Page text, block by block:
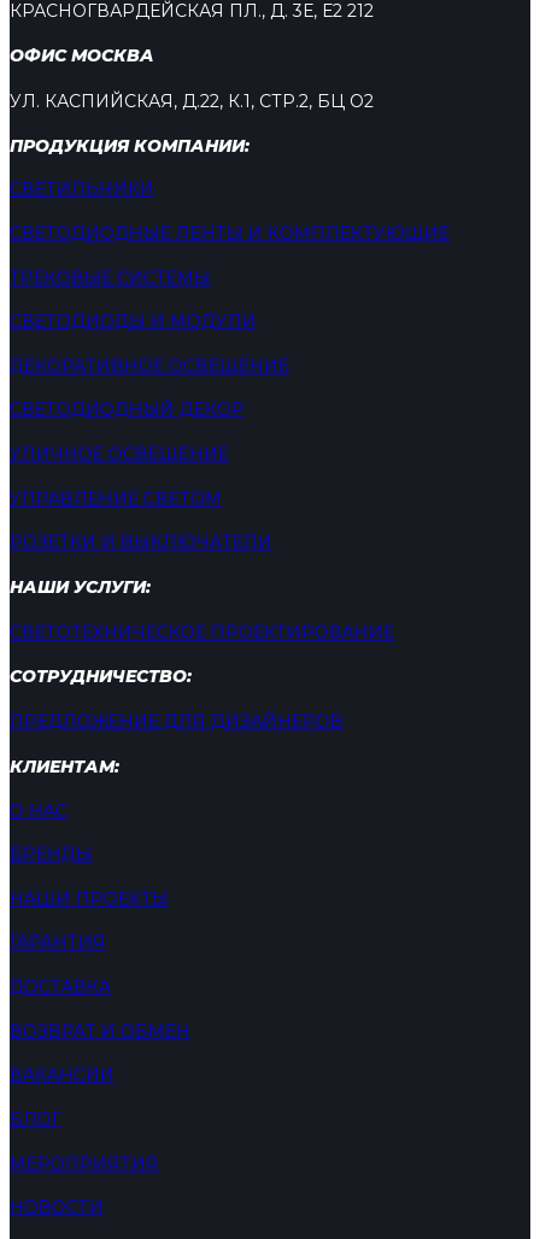
КРАСНОГВАРДЕЙСКАЯ ПЛ., Д. 3Е, Е2 212
ОФИС МОСКВА
УЛ. КАСПИЙСКАЯ, Д.22, К.1, СТР.2, БЦ О2
ПРОДУКЦИЯ КОМПАНИИ:
СВЕТИЛЬНИКИ
СВЕТОДИОДНЫЕ ЛЕНТЫ И КОМПЛЕКТУЮЩИЕ
ТРЕКОВЫЕ СИСТЕМЫ
СВЕТОДИОДЫ И МОДУЛИ
ДЕКОРАТИВНОЕ ОСВЕЩЕНИЕ
СВЕТОДИОДНЫЙ ДЕКОР
УЛИЧНОЕ ОСВЕЩЕНИЕ
УПРАВЛЕНИЕ СВЕТОМ
РОЗЕТКИ И ВЫКЛЮЧАТЕЛИ
НАШИ УСЛУГИ:
СВЕТОТЕХНИЧЕСКОЕ ПРОЕКТИРОВАНИЕ
СОТРУДНИЧЕСТВО:
ПРЕДЛОЖЕНИЕ ДЛЯ ДИЗАЙНЕРОВ
КЛИЕНТАМ:
О НАС
БРЕНДЫ
НАШИ ПРОЕКТЫ
ГАРАНТИЯ
ДОСТАВКА
ВОЗВРАТ И ОБМЕН
ВАКАНСИИ
БЛОГ
МЕРОПРИЯТИЯ
НОВОСТИ